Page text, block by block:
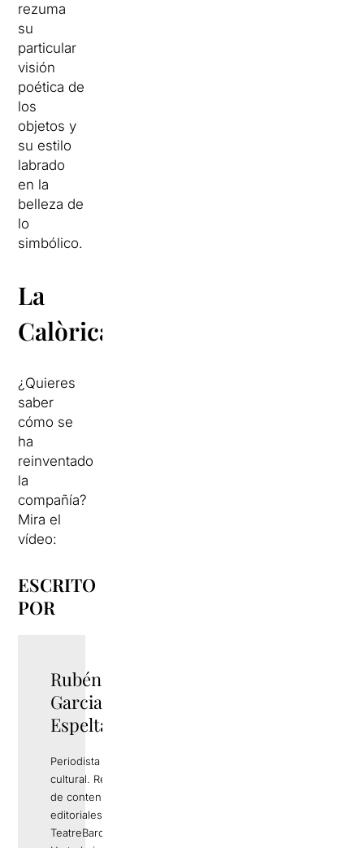
rezuma
su
particular
visión
poética de
los
objetos y
su estilo
labrado
en la
belleza de
lo
simbólico.
La
Calòrica
¿Quieres
saber
cómo se
ha
reinventado
la
compañía?
Mira el
vídeo:
ESCRITO
POR
Rubén
Garcia
Espelta
Periodista y gestor
cultural. Responsable
de contenidos
editoriales de
TeatreBarcelona.com.